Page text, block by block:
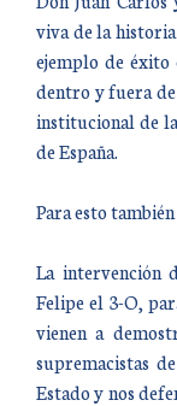
viva de la
ejemplo de éxito
dentro y fuera
institucional de
de España.
Para esto
La intervención
Felipe el 3-O,
vienen a
supremacistas
Estado y nos